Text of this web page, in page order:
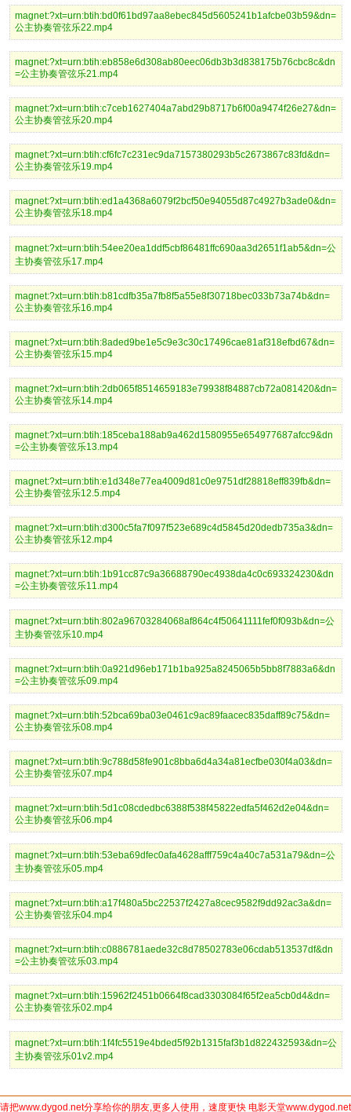
magnet:?xt=urn:btih:bd0f61bd97aa8ebec845d5605241b1afcbe03b59&dn=
公主协奏管弦乐22.mp4
magnet:?xt=urn:btih:eb858e6d308ab80eec06db3b3d838175b76cbc8c&dn
=公主协奏管弦乐21.mp4
magnet:?xt=urn:btih:c7ceb1627404a7abd29b8717b6f00a9474f26e27&dn=
公主协奏管弦乐20.mp4
magnet:?xt=urn:btih:cf6fc7c231ec9da7157380293b5c2673867c83fd&dn=
公主协奏管弦乐19.mp4
magnet:?xt=urn:btih:ed1a4368a6079f2bcf50e94055d87c4927b3ade0&dn=
公主协奏管弦乐18.mp4
magnet:?xt=urn:btih:54ee20ea1ddf5cbf86481ffc690aa3d2651f1ab5&dn=公
主协奏管弦乐17.mp4
magnet:?xt=urn:btih:b81cdfb35a7fb8f5a55e8f30718bec033b73a74b&dn=
公主协奏管弦乐16.mp4
magnet:?xt=urn:btih:8aded9be1e5c9e3c30c17496cae81af318efbd67&dn=
公主协奏管弦乐15.mp4
magnet:?xt=urn:btih:2db065f8514659183e79938f84887cb72a081420&dn=
公主协奏管弦乐14.mp4
magnet:?xt=urn:btih:185ceba188ab9a462d1580955e654977687afcc9&dn
=公主协奏管弦乐13.mp4
magnet:?xt=urn:btih:e1d348e77ea4009d81c0e9751df28818eff839fb&dn=
公主协奏管弦乐12.5.mp4
magnet:?xt=urn:btih:d300c5fa7f097f523e689c4d5845d20dedb735a3&dn=
公主协奏管弦乐12.mp4
magnet:?xt=urn:btih:1b91cc87c9a36688790ec4938da4c0c693324230&dn
=公主协奏管弦乐11.mp4
magnet:?xt=urn:btih:802a96703284068af864c4f50641111fef0f093b&dn=公
主协奏管弦乐10.mp4
magnet:?xt=urn:btih:0a921d96eb171b1ba925a8245065b5bb8f7883a6&dn
=公主协奏管弦乐09.mp4
magnet:?xt=urn:btih:52bca69ba03e0461c9ac89faacec835daff89c75&dn=
公主协奏管弦乐08.mp4
magnet:?xt=urn:btih:9c788d58fe901c8bba6d4a34a81ecfbe030f4a03&dn=
公主协奏管弦乐07.mp4
magnet:?xt=urn:btih:5d1c08cdedbc6388f538f45822edfa5f462d2e04&dn=
公主协奏管弦乐06.mp4
magnet:?xt=urn:btih:53eba69dfec0afa4628afff759c4a40c7a531a79&dn=公
主协奏管弦乐05.mp4
magnet:?xt=urn:btih:a17f480a5bc22537f2427a8cec9582f9dd92ac3a&dn=
公主协奏管弦乐04.mp4
magnet:?xt=urn:btih:c0886781aede32c8d78502783e06cdab513537df&dn
=公主协奏管弦乐03.mp4
magnet:?xt=urn:btih:15962f2451b0664f8cad3303084f65f2ea5cb0d4&dn=
公主协奏管弦乐02.mp4
magnet:?xt=urn:btih:1f4fc5519e4bded5f92b1315faf3b1d822432593&dn=公
主协奏管弦乐01v2.mp4
请把www.dygod.net分享给你的朋友,更多人使用，速度更快 电影天堂www.dygod.net